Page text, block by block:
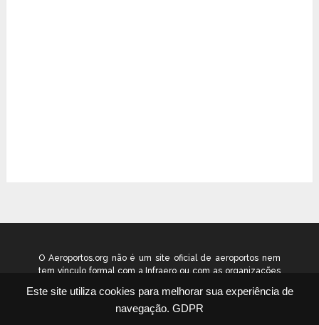
Este site utiliza cookies para melhorar sua experiência de
navegação. GDPR
O Aeroportos.org não é um site oficial de aeroportos nem
tem vínculo formal com a Infraero ou com as organizações
como um guia independente de informação voltado ao
público geral. © 2026 aeroportos.org – Todos os direitos